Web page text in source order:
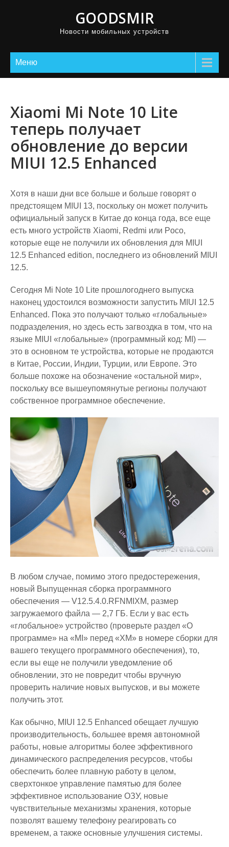
GOODSMIR
Новости мобильных устройств
Меню
Xiaomi Mi Note 10 Lite
теперь получает
обновление до версии
MIUI 12.5 Enhanced
Хотя в наши дни все больше и больше говорят о
предстоящем MIUI 13, поскольку он может получить
официальный запуск в Китае до конца года, все еще
есть много устройств Xiaomi, Redmi или Poco,
которые еще не получили их обновления для MIUI
12.5 Enhanced edition, последнего из обновлений MIUI
12.5.
Сегодня Mi Note 10 Lite прошлогоднего выпуска
наконец удостоился возможности запустить MIUI 12.5
Enhanced. Пока это получают только «глобальные»
подразделения, но здесь есть загвоздка в том, что на
языке MIUI «глобальные» (программный код: MI) —
это в основном те устройства, которые не продаются
в Китае, России, Индии, Турции, или Европе. Это
больше похоже на обозначение «остальной мир»,
поскольку все вышеупомянутые регионы получают
собственное программное обеспечение.
В любом случае, помимо этого предостережения,
новый Выпущенная сборка программного
обеспечения — V12.5.4.0.RFNMIXM, размер
загружаемого файла — 2,7 ГБ. Если у вас есть
«глобальное» устройство (проверьте раздел «О
программе» на «MI» перед «XM» в номере сборки для
вашего текущего программного обеспечения), то,
если вы еще не получили уведомление об
обновлении, это не повредит чтобы вручную
проверить наличие новых выпусков, и вы можете
получить этот.
Как обычно, MIUI 12.5 Enhanced обещает лучшую
производительность, большее время автономной
работы, новые алгоритмы более эффективного
динамического распределения ресурсов, чтобы
обеспечить более плавную работу в целом,
сверхтонкое управление памятью для более
эффективное использование ОЗУ, новые
чувствительные механизмы хранения, которые
позволят вашему телефону реагировать со
временем, а также основные улучшения системы.